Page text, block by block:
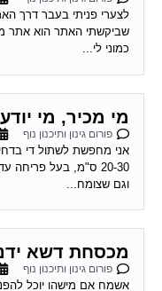
לצערי פניתי בעבר דרך
שביקשתי האתר הוא אתר
כמוני לי...
מי מכיר, מי
פורום גינון ותיכנון נוף
אני מחפשת לשתול די
20-30 ס"מ, בעל
וגם שצומח...
מכסחת דשא
פורום גינון ותיכנון נוף
אשמח אם מישהו יוכל